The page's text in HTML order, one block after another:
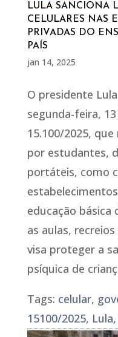
LULA SANCIONA
CELULARES NAS
PRIVADAS DO
PAÍS
jan 14, 2025
O presidente
segunda-feira,
15.100/2025,
por estudantes,
portáteis, como
educação
as aulas,
visa proteger a
psíquica de
Tags: celular,
15100/2025, Lula,